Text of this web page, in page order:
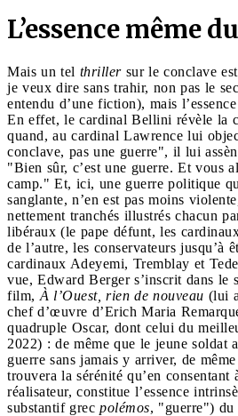
L’essence même
Mais un tel thriller sur le conclave
je veux dire sans trahir, non pas le
entendu d’une fiction), mais
En effet, le cardinal Bellini révèle la
quand, au cardinal Lawrence lui
conclave, pas une guerre", il lui
"Bien sûr, c’est une guerre. Et vous
camp." Et, ici, une guerre politique
sanglante, n’en est pas moins
nettement tranchés illustrés chacun
libéraux (le pape défunt, les
de l’autre, les conservateurs jusqu’à
cardinaux Adeyemi, Tremblay et
vue, Edward Berger s’inscrit dans le
film, À l’Ouest, rien de nouveau (lui
chef d’œuvre d’Erich Maria
quadruple Oscar, dont celui du
2022) : de même que le jeune soldat
guerre sans jamais y arriver, de
trouvera la sérénité qu’en consentant
réalisateur, constitue l’essence
substantif grec polémos, "guerre") du